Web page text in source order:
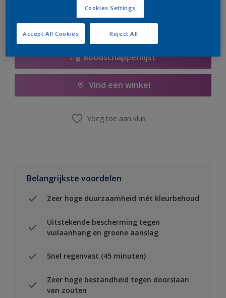
Boodschappenlijst
Vind een winkel
Voeg toe aan klus
Belangrijkste voordelen
Zeer hoge duurzaamheid mét kleurbehoud
Uitstekende bescherming tegen
vuilaanhang en groene aanslag
Snel regenvast (45 minuten)
Zeer hoge bestandheid tegen doorslaan
van zouten
Cookies Settings
Reject All
Accept All Cookies